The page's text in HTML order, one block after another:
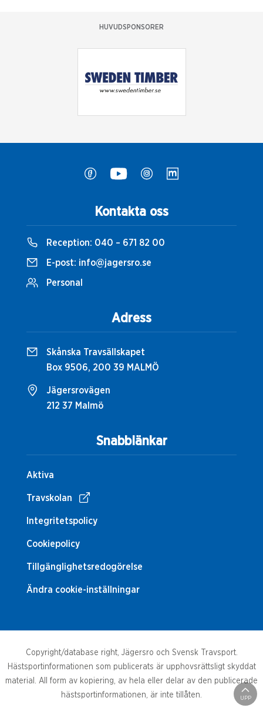
HUVUDSPONSORER
Snabblänkar
Aktiva
Travskolan
Integritetspolicy
Cookiepolicy
Tillgänglighetsredogörelse
Ändra cookie-inställningar
Kontakta oss
Reception: 040 – 671 82 00
E-post: info@jagersro.se
Personal
Adress
Skånska Travsällskapet
Box 9506, 200 39 MALMÖ
Jägersrovägen
212 37 Malmö
UPP
Copyright/database right, Jägersro och Svensk Travsport.
Hästsportinformationen som publicerats är upphovsrättsligt skyddat
material. All form av kopiering, av hela eller delar av den publicerade
hästsportinformationen, är inte tillåten.